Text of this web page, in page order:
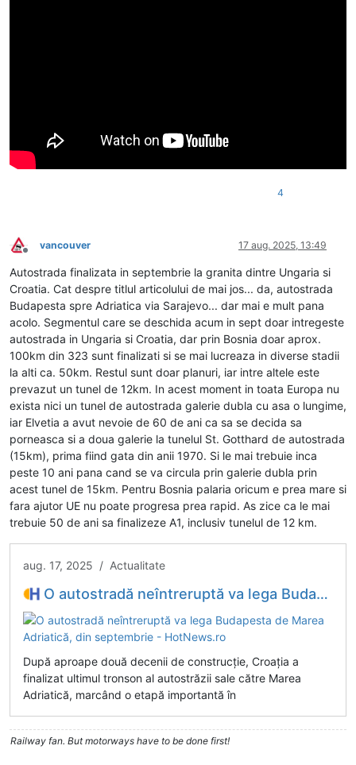
4
Deconectat
vancouver 17 aug. 2025, 13:49
Autostrada finalizata in septembrie la granita dintre Ungaria si
Croatia. Cat despre titlul articolului de mai jos... da, autostrada
Budapesta spre Adriatica via Sarajevo... dar mai e mult pana
acolo. Segmentul care se deschida acum in sept doar intregeste
autostrada in Ungaria si Croatia, dar prin Bosnia doar aprox.
100km din 323 sunt finalizati si se mai lucreaza in diverse stadii
la alti ca. 50km. Restul sunt doar planuri, iar intre altele este
prevazut un tunel de 12km. In acest moment in toata Europa nu
exista nici un tunel de autostrada galerie dubla cu asa o lungime,
iar Elvetia a avut nevoie de 60 de ani ca sa se decida sa
porneasca si a doua galerie la tunelul St. Gotthard de autostrada
(15km), prima fiind gata din anii 1970. Si le mai trebuie inca
peste 10 ani pana cand se va circula prin galerie dubla prin
acest tunel de 15km. Pentru Bosnia palaria oricum e prea mare si
fara ajutor UE nu poate progresa prea rapid. As zice ca le mai
trebuie 50 de ani sa finalizeze A1, inclusiv tunelul de 12 km.
aug. 17, 2025 / Actualitate
O autostradă neîntreruptă va lega Budapesta de Marea Adriatică, din septembrie - HotNews.ro
După aproape două decenii de construcție, Croația a
finalizat ultimul tronson al autostrăzii sale către Marea
Adriatică, marcând o etapă importantă în
Railway fan. But motorways have to be done first!